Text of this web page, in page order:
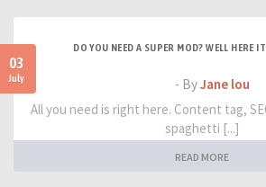
03
July
DO YOU NEED A SUPER MOD? WELL HERE
- ByJane lou
All you need is right here. Content tag,
spaghetti [...]
READ MORE